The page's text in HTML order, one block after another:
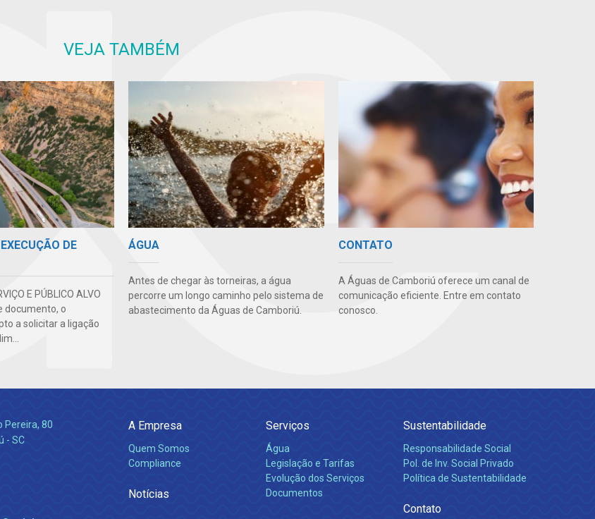
VEJA TAMBÉM
DE
E PÚBLICO ALVO
documento, o
a solicitar a ligação
ÁGUA
Antes de chegar às torneiras, a água
percorre um longo caminho pelo sistema de
abastecimento da Águas de Camboriú.
CONTATO
A Águas de Camboriú oferece um canal de
comunicação eficiente. Entre em contato
conosco.
Pereira, 80
- SC
A Empresa
Quem Somos
Compliance
Notícias
Serviços
Água
Legislação e Tarifas
Evolução dos Serviços
Documentos
Sustentabilidade
Responsabilidade Social
Pol. de Inv. Social Privado
Política de Sustentabilidade
Contato